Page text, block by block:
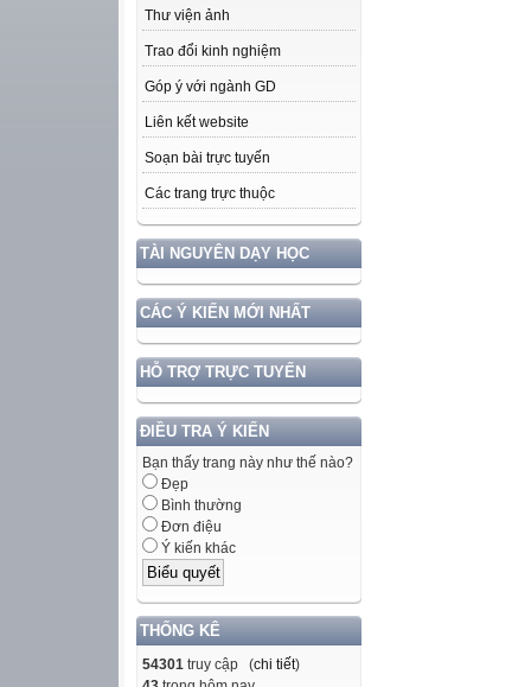
Thư viện ảnh
Trao đổi kinh nghiệm
Góp ý với ngành GD
Liên kết website
Soạn bài trực tuyến
Các trang trực thuộc
TÀI NGUYÊN DẠY HỌC
CÁC Ý KIẾN MỚI NHẤT
HỖ TRỢ TRỰC TUYẾN
ĐIỀU TRA Ý KIẾN
Bạn thấy trang này như thế nào?
Đẹp
Bình thường
Đơn điệu
Ý kiến khác
THỐNG KÊ
54301 truy cập (chi tiết)